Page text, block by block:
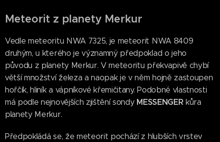
Meteorit z planety Merkur
Vedle meteoritu NWA 7325, je meteorit NWA 8409
druhým, u kterého je významný předpoklad o jeho
původu z planety Merkur. V meteoritu překvapivě chybí
větší množství železa a naopak je v něm hojně zastoupen
hořčík, hliník a vápníkové křemičitany. Podobné vlastnosti
má podle nejnovějších zjištění sondy MESSENGER kůra
planety Merkur.
Předpokládá se, že meteorit pochází z hlubších vrstev